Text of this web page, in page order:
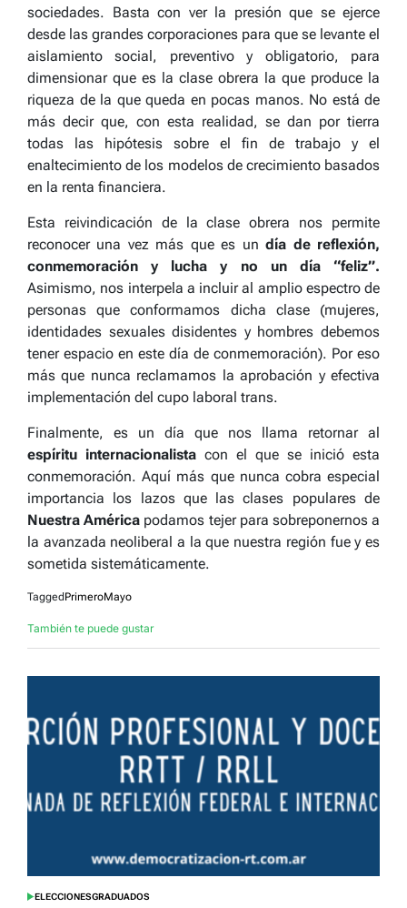
sociedades. Basta con ver la presión que se ejerce
desde las grandes corporaciones para que se levante el
aislamiento social, preventivo y obligatorio, para
dimensionar que es la clase obrera la que produce la
riqueza de la que queda en pocas manos. No está de
más decir que, con esta realidad, se dan por tierra
todas las hipótesis sobre el fin de trabajo y el
enaltecimiento de los modelos de crecimiento basados
en la renta financiera.
Esta reivindicación de la clase obrera nos permite
reconocer una vez más que es undía de reflexión,
conmemoración y lucha y no un día “feliz”.
Asimismo, nos interpela a incluir al amplio espectro de
personas que conformamos dicha clase (mujeres,
identidades sexuales disidentes y hombres debemos
tener espacio en este día de conmemoración). Por eso
más que nunca reclamamos la aprobación y efectiva
implementación del cupo laboral trans.
Finalmente, es un día que nos llama retornar al
espíritu internacionalista con el que se inició esta
conmemoración. Aquí más que nunca cobra especial
importancia los lazos que las clases populares de
Nuestra América podamos tejer para sobreponernos a
la avanzada neoliberal a la que nuestra región fue y es
sometida sistemáticamente.
TaggedPrimeroMayo
También te puede gustar
POSTED
ELECCIONESGRADUADOS